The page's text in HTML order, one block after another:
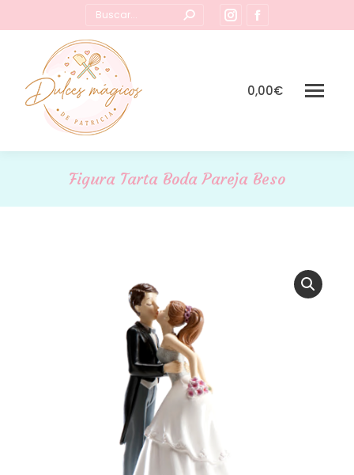
Buscar:
Instagram
page
new
page
in
0,00€
Figura Tarta Boda Pareja Beso